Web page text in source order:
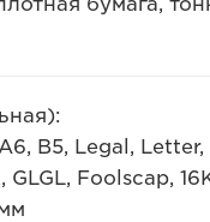
B5, Legal,
GLGL, Foolscap,